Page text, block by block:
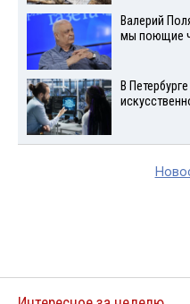
Валерий
мы поющие
В